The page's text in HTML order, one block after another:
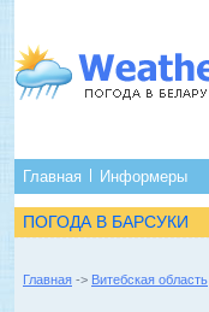
Главная Информеры
ПОГОДА В БАРСУКИ
Главная -> Витебская область